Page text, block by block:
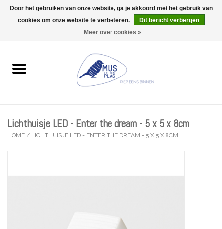
0 Artikelen - €0,00
Wenskaarten
Lifestyle
Lichthuisje LED - Enter the dream - 5 x 5 x 8cm
HOME / LICHTHUISJE LED - ENTER THE DREAM - 5 X 5 X 8CM
Door het gebruiken van onze website, ga je akkoord met het gebruik van
cookies om onze website te verbeteren.
Dit bericht verbergen
Meer over cookies »
Wij zijn uitzonderlijk gesloten op Do 13/08